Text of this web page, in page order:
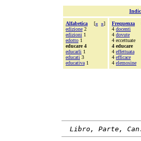
Alfabetica [« »]
edizione 2
edizioni 1
edotto 1
educare 4
educarli 1
educati 3
educativa 1
Frequenza
4 docenti
4 dovute
4 eccettuate
4 educare
4 effettuata
4 efficace
4 elemosine
Libro, Parte,